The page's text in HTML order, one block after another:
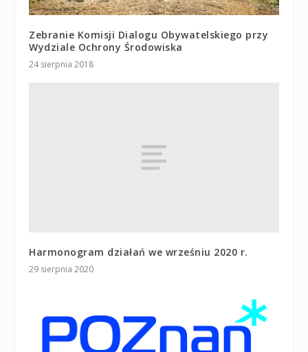
Zebranie Komisji Dialogu Obywatelskiego przy
Wydziale Ochrony Środowiska
24 sierpnia 2018
Harmonogram działań we wrześniu 2020 r.
29 sierpnia 2020